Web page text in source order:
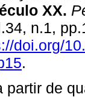
XX.
n.1,
doi.org/
.
partir de